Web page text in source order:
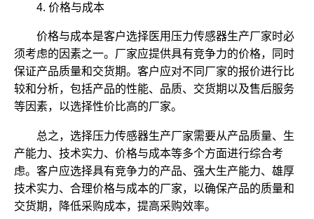
4. 价格与成本
价格与成本是客户选择医用压力传感器生产厂家时必
须考虑的因素之一。厂家应提供具有竞争力的价格，同时
保证产品质量和交货期。客户应对不同厂家的报价进行比
较和分析，包括产品的性能、品质、交货期以及售后服务
等因素，以选择性价比高的厂家。
总之，选择压力传感器生产厂家需要从产品质量、生
产能力、技术实力、价格与成本等多个方面进行综合考
虑。客户应选择具有竞争力的产品、强大生产能力、雄厚
技术实力、合理价格与成本的厂家，以确保产品的质量和
交货期，降低采购成本，提高采购效率。